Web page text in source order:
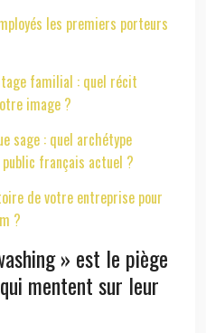
les premiers porteurs
familial : quel récit
image ?
sage : quel archétype
français actuel ?
de votre entreprise pour
?
» est le piège
mentent sur leur